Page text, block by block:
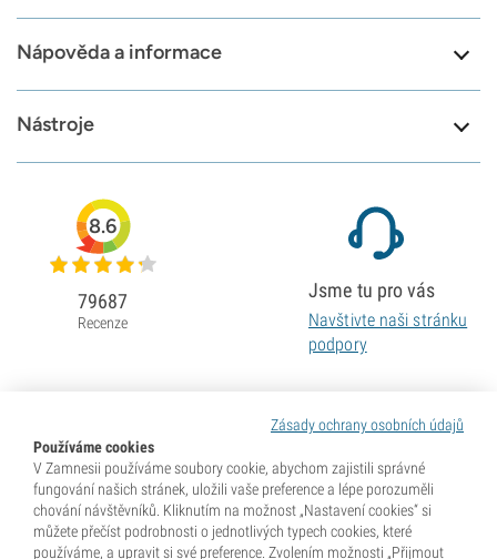
Nápověda a informace
Nástroje
Zásady ochrany osobních údajů
Používáme cookies
V Zamnesii používáme soubory cookie, abychom zajistili správné
fungování našich stránek, uložili vaše preference a lépe porozuměli
chování návštěvníků. Kliknutím na možnost „Nastavení cookies“ si
můžete přečíst podrobnosti o jednotlivých typech cookies, které
používáme, a upravit si své preference. Zvolením možnosti „Přijmout
8.6
79687
Recenze
Jsme tu pro vás
Navštivte naši stránku
podpory